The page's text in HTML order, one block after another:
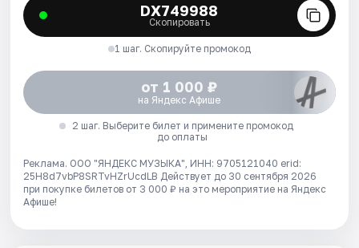
DX749988
Скопировать
1 шаг. Скопируйте промокод
от 1 000 ₽
на Яндекс Афише
2 шаг. Выберите билет и примените промокод
до оплаты
Реклама. ООО "ЯНДЕКС МУЗЫКА", ИНН: 9705121040 erid:
25H8d7vbP8SRTvHZrUcdLB Действует до 30 сентября 2026
при покупке билетов от 3 000 ₽ на это мероприятие на Яндекс
Афише!